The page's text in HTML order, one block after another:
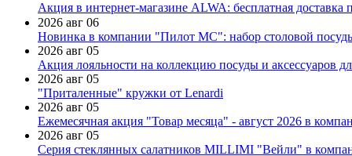
Акция в интернет-магазине ALWA: бесплатная доставка
2026 авг 06
Новинка в компании "Пилот МС": набор столовой
2026 авг 05
Акция лояльности на коллекцию посуды и аксессуаров
2026 авг 05
"Приталенные" кружки от Lenardi
2026 авг 05
Ежемесячная акция "Товар месяца" - август 2026 в
2026 авг 05
Серия стеклянных салатников MILLIMI "Вейли" в